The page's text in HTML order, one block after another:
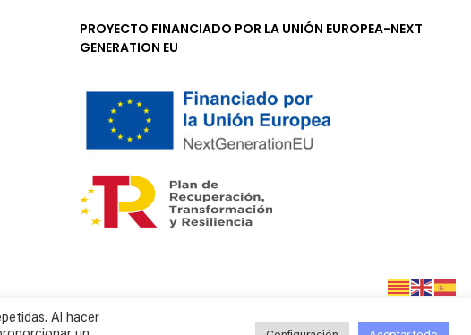
PROYECTO FINANCIADO POR LA UNIÓN EUROPEA-NEXT
GENERATION EU
Al hacer